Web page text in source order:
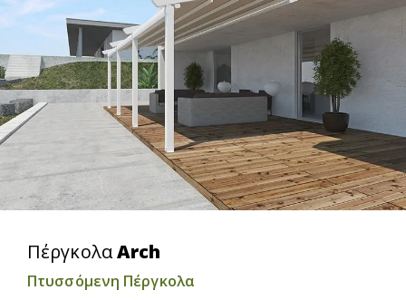
ΠέργκολαArch
Πτυσσόμενη Πέργκολα